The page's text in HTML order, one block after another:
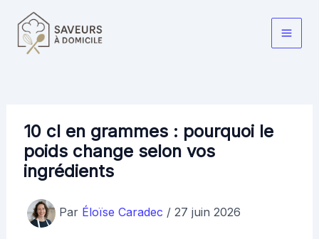
contenu
Main
10 cl en grammes : pourquoi le
poids change selon vos
ingrédients
Par Éloïse Caradec / 27 juin 2026